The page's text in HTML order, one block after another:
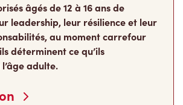
âgés de 12 à 16 ans de
leadership, leur résilience et leur
au moment carrefour
déterminent ce qu’ils
adulte.